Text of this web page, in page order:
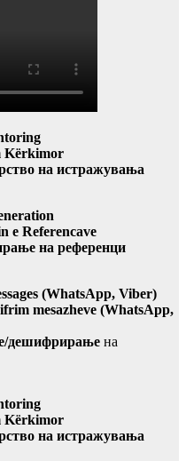
Kërkimor
на истражувања
e Referencave
на референци
(WhatsApp, Viber)
mesazheve (WhatsApp,
дешифрирање на
Kërkimor
на истражувања